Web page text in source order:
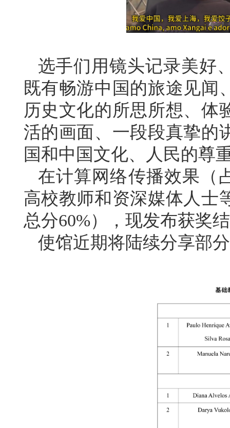
选手们用镜头记录美好
既有畅游中国的旅途见闻
历史文化的所思所想、体
活的画面、一段段真挚的
国和中国文化、人民的尊
在计算网络传播效果（
高校教师和资深媒体人士
总分60%），现发布获奖
使馆近期将陆续分享部